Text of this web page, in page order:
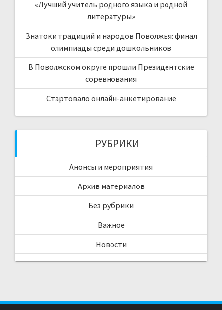
«Лучший учитель родного языка и родной
литературы»
Знатоки традиций и народов Поволжья: финал
олимпиады среди дошкольников
В Поволжском округе прошли Президентские
соревнования
Стартовало онлайн-анкетирование
РУБРИКИ
Анонсы и мероприятия
Архив материалов
Без рубрики
Важное
Новости